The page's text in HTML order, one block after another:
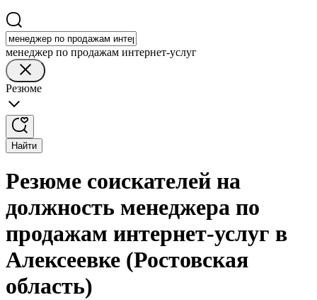
менеджер по продажам интернет-услуг
Резюме
Найти
Резюме соискателей на
должность менеджера по
продажам интернет-услуг в
Алексеевке (Ростовская
область)